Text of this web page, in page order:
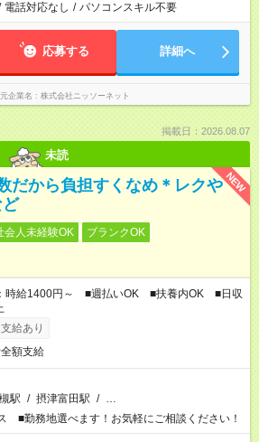
電話対応なし / パソコンスキル不要
応募する 詳細へ
企業名 株式会社ニッソーネット
掲載日：2026.08.07
未読
NEW
だから負担すくなめ＊レクや
会人未経験OK
ブランクOK
時給1400円～ ■週払いOK ■扶養内OK ■日収
給あり
額支給
駅 / 摂津富田駅 / …
■勤務地選べます！お気軽にご相談ください！